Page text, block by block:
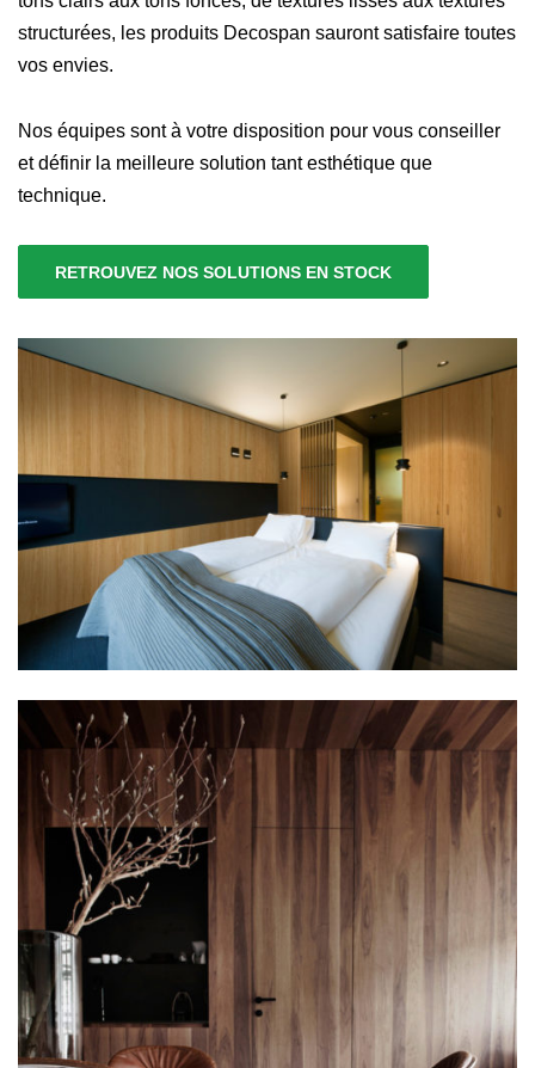
structurées, les produits Decospan sauront satisfaire toutes
vos envies.
Nos équipes sont à votre disposition pour vous conseiller
et définir la meilleure solution tant esthétique que
technique.
RETROUVEZ NOS SOLUTIONS EN STOCK